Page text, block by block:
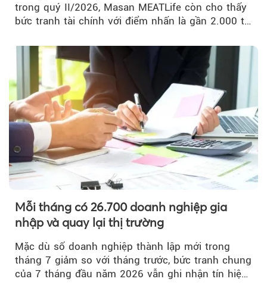
trong quý II/2026, Masan MEATLife còn cho thấy
bức tranh tài chính với điểm nhấn là gần 2.000 tỷ
Mỗi tháng có 26.700 doanh nghiệp gia
nhập và quay lại thị trường
Mặc dù số doanh nghiệp thành lập mới trong
tháng 7 giảm so với tháng trước, bức tranh chung
của 7 tháng đầu năm 2026 vẫn ghi nhận tín hiệu